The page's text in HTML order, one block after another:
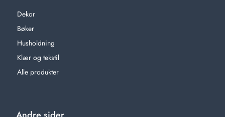
Dekor
Bøker
Husholdning
Klær og tekstil
Alle produkter